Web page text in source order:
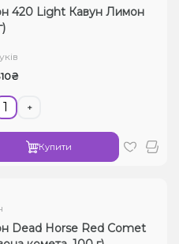
420 Light Кавун Лимон
+
Купити
Dead Horse Red Comet